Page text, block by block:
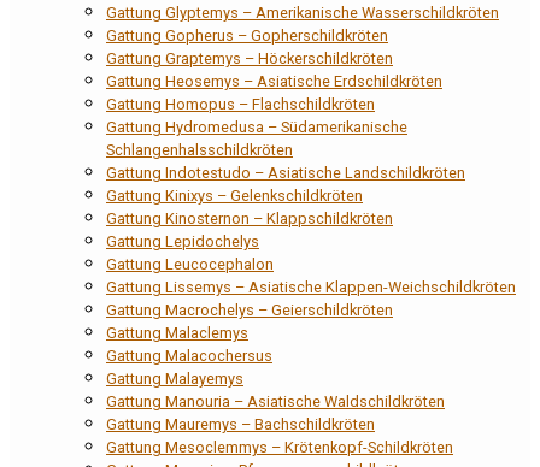
Gattung Glyptemys – Amerikanische Wasserschildkröten
Gattung Gopherus – Gopherschildkröten
Gattung Graptemys – Höckerschildkröten
Gattung Heosemys – Asiatische Erdschildkröten
Gattung Homopus – Flachschildkröten
Gattung Hydromedusa – Südamerikanische
Schlangenhalsschildkröten
Gattung Indotestudo – Asiatische Landschildkröten
Gattung Kinixys – Gelenkschildkröten
Gattung Kinosternon – Klappschildkröten
Gattung Lepidochelys
Gattung Leucocephalon
Gattung Lissemys – Asiatische Klappen-Weichschildkröten
Gattung Macrochelys – Geierschildkröten
Gattung Malaclemys
Gattung Malacochersus
Gattung Malayemys
Gattung Manouria – Asiatische Waldschildkröten
Gattung Mauremys – Bachschildkröten
Gattung Mesoclemmys – Krötenkopf-Schildkröten